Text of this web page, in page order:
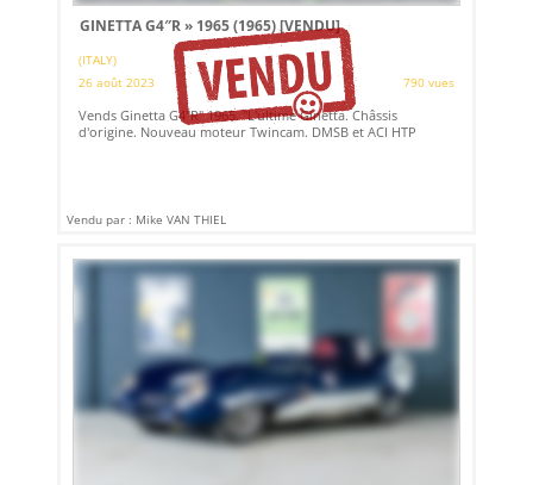
GINETTA G4″R » 1965 (1965)[VENDU]
(ITALY)
26 août 2023
790 vues
Vends Ginetta G4"R" 1965. "L'ultime Ginetta. Châssis
d'origine. Nouveau moteur Twincam. DMSB et ACI HTP
Vendu par : Mike VAN THIEL